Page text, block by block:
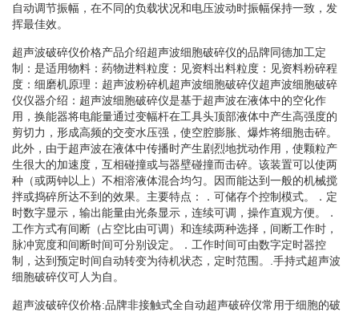
自动调节振幅，在不同的负载状况和电压波动时振幅保持一致，发
挥最佳效。
超声波破碎仪价格产品介绍超声波细胞破碎仪的品牌同德加工定
制：是适用物料：药物进料粒度：见资料出料粒度：见资料粉碎程
度：细磨机原理：超声波粉碎机超声波细胞破碎仪超声波细胞破碎
仪仪器介绍：超声波细胞破碎仪是基于超声波在液体中的空化作
用，换能器将电能量通过变幅杆在工具头顶部液体中产生高强度的
剪切力，形成高频的交变水压强，使空腔膨胀、爆炸将细胞击碎。
此外，由于超声波在液体中传播时产生剧烈地扰动作用，使颗粒产
生很大的加速度，互相碰撞或与器壁碰撞而击碎。该装置可以使两
种（或两钟以上）不相溶液体混合均匀。因而能达到一般的机械搅
拌或捣碎所达不到的效果。主要特点：．可储存个控制模式。．定
时数字显示，输出能量由光条显示，连续可调，操作直观方便。．
工作方式有间断（占空比由可调）和连续两种选择，间断工作时，
脉冲宽度和间断时间可分别设定。．工作时间可由数字定时器控
制，达到预定时间自动转变为待机状态，定时范围。.手持式超声波
细胞破碎仪可人为自。
超声波破碎仪价格:品牌非接触式全自动超声破碎仪常用于细胞的破